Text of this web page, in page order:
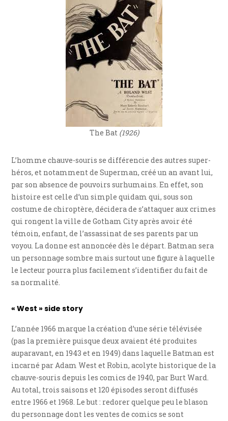
The Bat(1926)
L’homme chauve-souris se différencie des autres super-
héros, et notamment de Superman, créé un an avant lui,
par son absence de pouvoirs surhumains. En effet, son
histoire est celle d’un simple quidam qui, sous son
costume de chiroptère, décidera de s’attaquer aux crimes
qui rongent la ville de Gotham City après avoir été
témoin, enfant, de l’assassinat de ses parents par un
voyou. La donne est annoncée dès le départ. Batman sera
un personnage sombre mais surtout une figure à laquelle
le lecteur pourra plus facilement s’identifier du fait de
sa normalité.
« West » side story
L’année 1966 marque la création d’une série télévisée
(pas la première puisque deux avaient été produites
auparavant, en 1943 et en 1949) dans laquelle Batman est
incarné par Adam West et Robin, acolyte historique de la
chauve-souris depuis les comics de 1940, par Burt Ward.
Au total, trois saisons et 120 épisodes seront diffusés
entre 1966 et 1968. Le but : redorer quelque peu le blason
du personnage dont les ventes de comics se sont